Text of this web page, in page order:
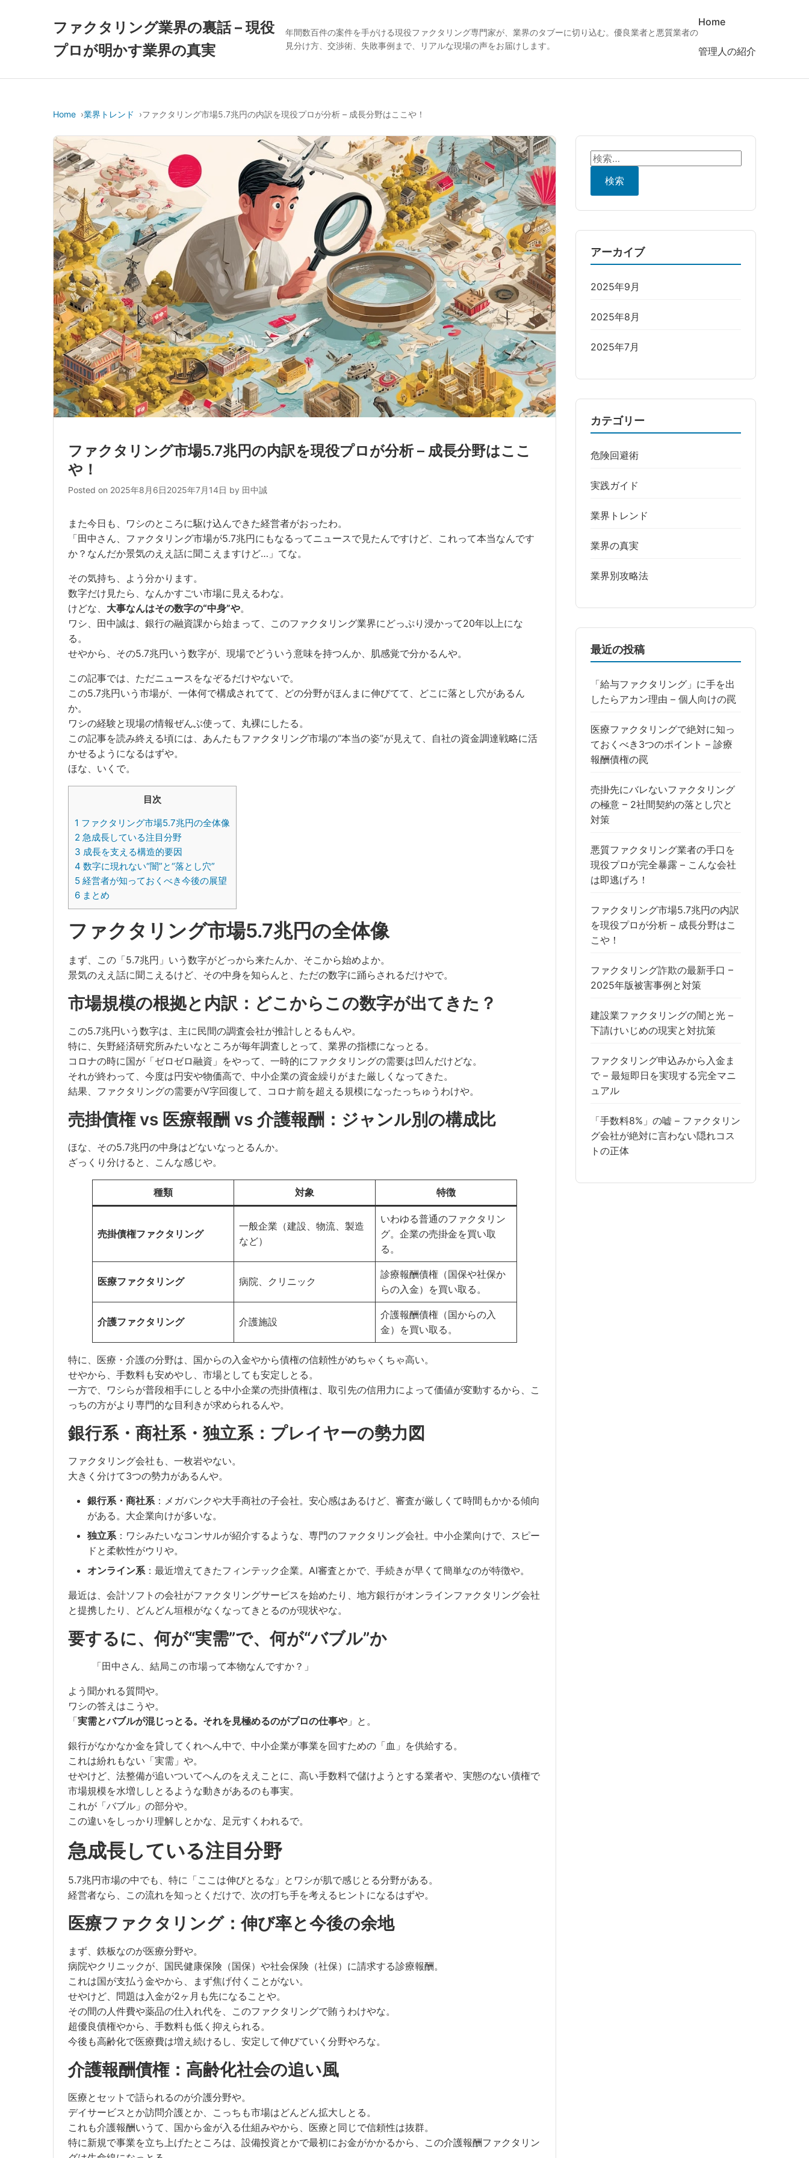
ファクタリング業界の裏話 – 現役
プロが明かす業界の真実
年間数百件の案件を手がける現役ファクタリング専門家が、業界のタブーに切り込む。優良業者と悪質業者の
見分け方、交渉術、失敗事例まで、リアルな現場の声をお届けします。
Home
管理人の紹介
Home 業界トレンド ファクタリング市場5.7兆円の内訳を現役プロが分析 – 成長分野はここや！
ファクタリング市場5.7兆円の内訳を現役プロが分析 – 成長分野はここ
や！
Posted on 2025年8月6日2025年7月14日 by 田中誠
また今日も、ワシのところに駆け込んできた経営者がおったわ。
「田中さん、ファクタリング市場が5.7兆円にもなるってニュースで見たんですけど、これって本当なんです
か？なんだか景気のええ話に聞こえますけど…」てな。
その気持ち、よう分かります。
数字だけ見たら、なんかすごい市場に見えるわな。
けどな、 大事なんはその数字の“中身”や。
ワシ、田中誠は、銀行の融資課から始まって、このファクタリング業界にどっぷり浸かって20年以上にな
る。
せやから、その5.7兆円いう数字が、現場でどういう意味を持つんか、肌感覚で分かるんや。
この記事では、ただニュースをなぞるだけやないで。
この5.7兆円いう市場が、一体何で構成されてて、どの分野がほんまに伸びてて、どこに落とし穴があるん
か。
ワシの経験と現場の情報ぜんぶ使って、丸裸にしたる。
この記事を読み終える頃には、あんたもファクタリング市場の“本当の姿”が見えて、自社の資金調達戦略に活
かせるようになるはずや。
ほな、いくで。
目次
1 ファクタリング市場5.7兆円の全体像
2 急成長している注目分野
3 成長を支える構造的要因
4 数字に現れない“闇”と“落とし穴”
5 経営者が知っておくべき今後の展望
6 まとめ
ファクタリング市場5.7兆円の全体像
まず、この「5.7兆円」いう数字がどっから来たんか、そこから始めよか。
景気のええ話に聞こえるけど、その中身を知らんと、ただの数字に踊らされるだけやで。
市場規模の根拠と内訳：どこからこの数字が出てきた？
この5.7兆円いう数字は、主に民間の調査会社が推計しとるもんや。
特に、矢野経済研究所みたいなところが毎年調査しとって、業界の指標になっとる。
コロナの時に国が「ゼロゼロ融資」をやって、一時的にファクタリングの需要は凹んだけどな。
それが終わって、今度は円安や物価高で、中小企業の資金繰りがまた厳しくなってきた。
結果、ファクタリングの需要がV字回復して、コロナ前を超える規模になったっちゅうわけや。
売掛債権 vs 医療報酬 vs 介護報酬：ジャンル別の構成比
ほな、その5.7兆円の中身はどないなっとるんか。
ざっくり分けると、こんな感じや。
種類 対象 特徴
売掛債権ファクタリング
一般企業（建設、物流、製造
など）
いわゆる普通のファクタリン
グ。企業の売掛金を買い取
る。
医療ファクタリング 病院、クリニック
診療報酬債権（国保や社保か
らの入金）を買い取る。
介護ファクタリング 介護施設
介護報酬債権（国からの入
金）を買い取る。
特に、医療・介護の分野は、国からの入金やから債権の信頼性がめちゃくちゃ高い。
せやから、手数料も安めやし、市場としても安定しとる。
一方で、ワシらが普段相手にしとる中小企業の売掛債権は、取引先の信用力によって価値が変動するから、こ
っちの方がより専門的な目利きが求められるんや。
銀行系・商社系・独立系：プレイヤーの勢力図
ファクタリング会社も、一枚岩やない。
大きく分けて3つの勢力があるんや。
銀行系・商社系：メガバンクや大手商社の子会社。安心感はあるけど、審査が厳しくて時間もかかる傾向
がある。大企業向けが多いな。
独立系：ワシみたいなコンサルが紹介するような、専門のファクタリング会社。中小企業向けで、スピー
ドと柔軟性がウリや。
オンライン系：最近増えてきたフィンテック企業。AI審査とかで、手続きが早くて簡単なのが特徴や。
最近は、会計ソフトの会社がファクタリングサービスを始めたり、地方銀行がオンラインファクタリング会社
と提携したり、どんどん垣根がなくなってきとるのが現状やな。
要するに、何が“実需”で、何が“バブル”か
「田中さん、結局この市場って本物なんですか？」
よう聞かれる質問や。
ワシの答えはこうや。
「実需とバブルが混じっとる。それを見極めるのがプロの仕事や 」と。
銀行がなかなか金を貸してくれへん中で、中小企業が事業を回すための「血」を供給する。
これは紛れもない「実需」や。
せやけど、法整備が追いついてへんのをええことに、高い手数料で儲けようとする業者や、実態のない債権で
市場規模を水増ししとるような動きがあるのも事実。
これが「バブル」の部分や。
この違いをしっかり理解しとかな、足元すくわれるで。
急成長している注目分野
5.7兆円市場の中でも、特に「ここは伸びとるな」とワシが肌で感じとる分野がある。
経営者なら、この流れを知っとくだけで、次の打ち手を考えるヒントになるはずや。
医療ファクタリング：伸び率と今後の余地
まず、鉄板なのが医療分野や。
病院やクリニックが、国民健康保険（国保）や社会保険（社保）に請求する診療報酬。
これは国が支払う金やから、まず焦げ付くことがない。
せやけど、問題は入金が2ヶ月も先になることや。
その間の人件費や薬品の仕入れ代を、このファクタリングで賄うわけやな。
超優良債権やから、手数料も低く抑えられる。
今後も高齢化で医療費は増え続けるし、安定して伸びていく分野やろな。
介護報酬債権：高齢化社会の追い風
医療とセットで語られるのが介護分野や。
デイサービスとか訪問介護とか、こっちも市場はどんどん拡大しとる。
これも介護報酬いうて、国から金が入る仕組みやから、医療と同じで信頼性は抜群。
特に新規で事業を立ち上げたところは、設備投資とかで最初にお金がかかるから、この介護報酬ファクタリン
検
アーカイブ
2025年9月
2025年8月
2025年7月
カテゴリー
危険回避術
実践ガイド
業界トレンド
業界の真実
業界別攻略法
最近の投稿
「給与ファクタリング」に手を出
したらアカン理由 – 個人向けの罠
医療ファクタリングで絶対に知っ
ておくべき3つのポイント – 診療
報酬債権の罠
売掛先にバレないファクタリング
の極意 – 2社間契約の落とし穴と
対策
悪質ファクタリング業者の手口を
現役プロが完全暴露 – こんな会社
は即逃げろ！
ファクタリング市場5.7兆円の内訳
を現役プロが分析 – 成長分野はこ
こや！
ファクタリング詐欺の最新手口 –
2025年版被害事例と対策
建設業ファクタリングの闇と光 –
下請けいじめの現実と対抗策
ファクタリング申込みから入金ま
で – 最短即日を実現する完全マニ
ュアル
「手数料8%」の嘘 – ファクタリン
グ会社が絶対に言わない隠れコス
トの正体